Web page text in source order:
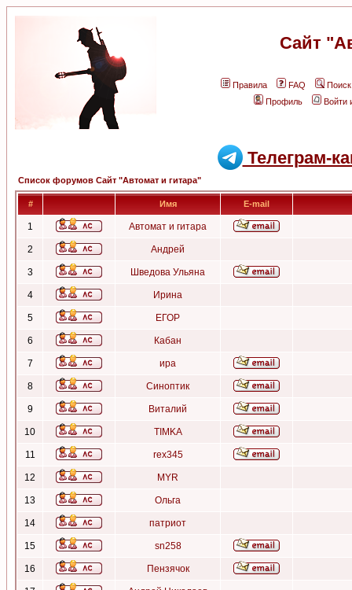
Сайт
Правила FAQ
Поиск
Профиль
Войти
Телеграм-
Список форумов Сайт "Автомат и гитара"
# Имя E-mail
1 Автомат и гитара
2 Андрей
3 Шведова Ульяна
4 Ирина
5 ЕГОР
6 Кабан
7 ира
8 Синоптик
9 Виталий
10 TIMKA
11 rex345
12 MYR
13 Ольга
14 патриот
15 sn258
16 Пензячок